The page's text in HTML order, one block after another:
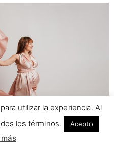
utilizar la experiencia. Al
los términos.
Acepto